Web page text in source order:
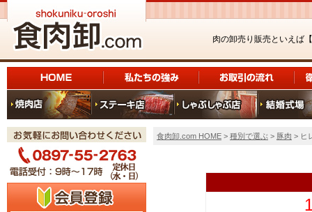
肉の卸売り販売といえば【
食肉卸.com HOME > 種別で選ぶ > 豚肉 > ヒ